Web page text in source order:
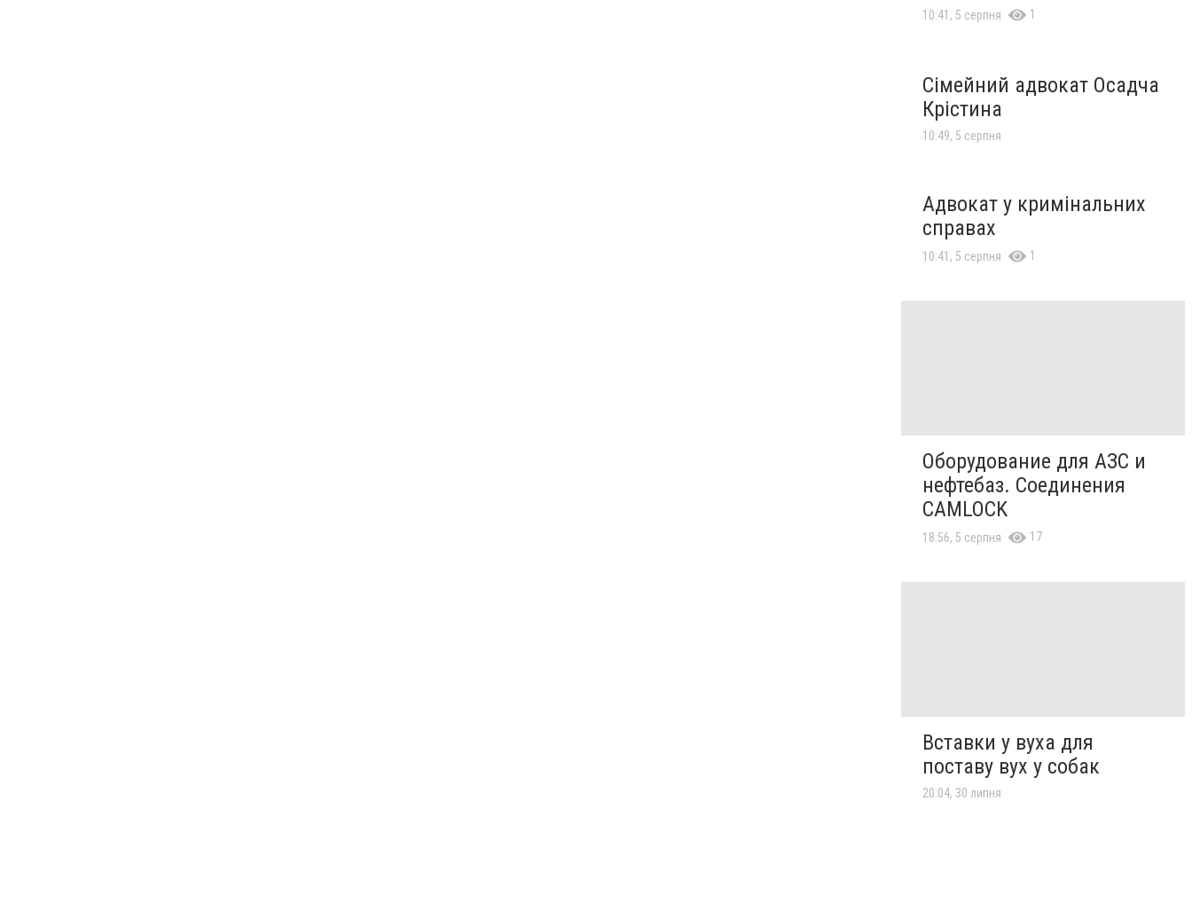
10:41, 5 серпня 1
Сімейний адвокат Осадча
Крістина
10:49, 5 серпня
Адвокат у кримінальних
справах
10:41, 5 серпня 1
Оборудование для АЗС и
нефтебаз. Соединения
CAMLOCK
18:56, 5 серпня 17
Вставки у вуха для
поставу вух у собак
20:04, 30 липня